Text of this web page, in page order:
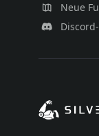
Neue